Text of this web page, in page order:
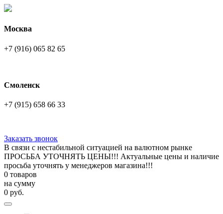
Москва
+7 (916) 065 82 65
Смоленск
+7 (915) 658 66 33
Заказать звонок
В связи с нестабильной ситуацией на валютном рынке
ПРОСЬБА УТОЧНЯТЬ ЦЕНЫ!!! Актуальные цены и наличие
просьба уточнять у менеджеров магазина!!!
0 товаров
на сумму
0 руб.